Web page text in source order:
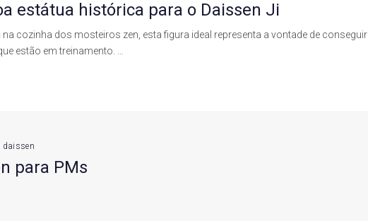
estátua histórica para o Daissen Ji
na cozinha dos mosteiros zen, esta figura ideal representa a vontade de conseguir
estão em treinamento. …
daissen
para PMs